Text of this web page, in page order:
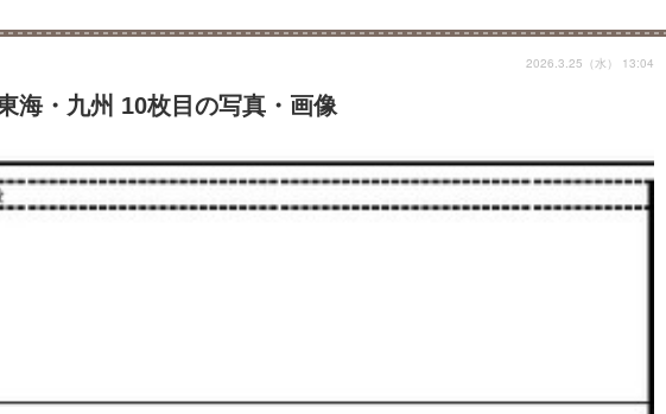
海・九州 10枚目の写真・画像
2026.3.25（水） 13:04